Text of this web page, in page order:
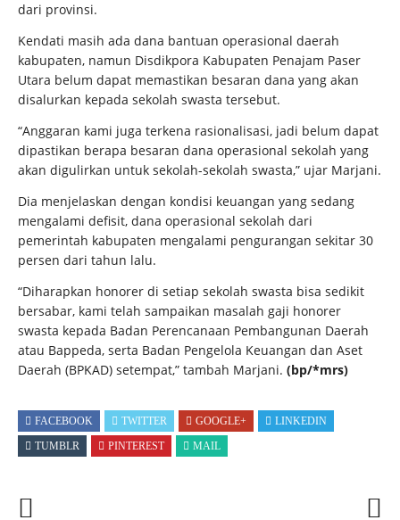
dari provinsi.
Kendati masih ada dana bantuan operasional daerah
kabupaten, namun Disdikpora Kabupaten Penajam Paser
Utara belum dapat memastikan besaran dana yang akan
disalurkan kepada sekolah swasta tersebut.
“Anggaran kami juga terkena rasionalisasi, jadi belum dapat
dipastikan berapa besaran dana operasional sekolah yang
akan digulirkan untuk sekolah-sekolah swasta,” ujar Marjani.
Dia menjelaskan dengan kondisi keuangan yang sedang
mengalami defisit, dana operasional sekolah dari
pemerintah kabupaten mengalami pengurangan sekitar 30
persen dari tahun lalu.
“Diharapkan honorer di setiap sekolah swasta bisa sedikit
bersabar, kami telah sampaikan masalah gaji honorer
swasta kepada Badan Perencanaan Pembangunan Daerah
atau Bappeda, serta Badan Pengelola Keuangan dan Aset
Daerah (BPKAD) setempat,” tambah Marjani. (bp/*mrs)
FACEBOOK TWITTER GOOGLE+
LINKEDIN
TUMBLR
PINTEREST MAIL